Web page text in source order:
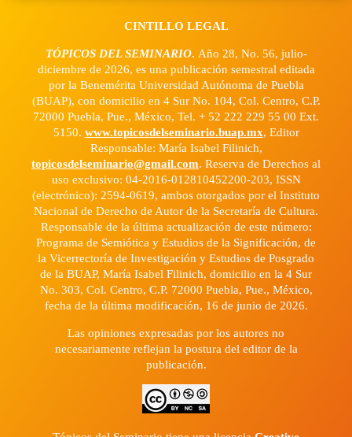
CINTILLO LEGAL
TÓPICOS DEL SEMINARIO. Año 28, No. 56, julio-
diciembre de 2026, es una publicación semestral editada
por la Benemérita Universidad Autónoma de Puebla
(BUAP), con domicilio en 4 Sur No. 104, Col. Centro, C.P.
72000 Puebla, Pue., México, Tel. + 52 222 229 55 00 Ext.
5150. www.topicosdelseminario.buap.mx, Editor
Responsable: María Isabel Filinich,
topicosdelseminario@gmail.com. Reserva de Derechos al
uso exclusivo: 04-2016-012810452200-203, ISSN
(electrónico): 2594-0619, ambos otorgados por el Instituto
Nacional de Derecho de Autor de la Secretaría de Cultura.
Responsable de la última actualización de este número:
Programa de Semiótica y Estudios de la Significación, de
la Vicerrectoría de Investigación y Estudios de Posgrado
de la BUAP, María Isabel Filinich, domicilio en la 4 Sur
No. 303, Col. Centro, C.P. 72000 Puebla, Pue., México,
fecha de la última modificación, 16 de junio de 2026.
Las opiniones expresadas por los autores no
necesariamente reflejan la postura del editor de la
publicación.